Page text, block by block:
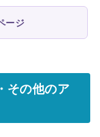
ージ
その他のア